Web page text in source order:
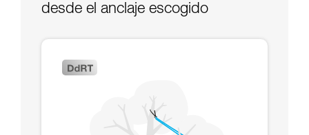
desde el anclaje escogido